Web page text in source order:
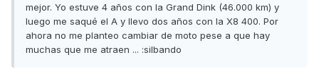
mejor. Yo estuve 4 años con la Grand Dink (46.000 km) y
luego me saqué el A y llevo dos años con la X8 400. Por
ahora no me planteo cambiar de moto pese a que hay
muchas que me atraen ... :silbando